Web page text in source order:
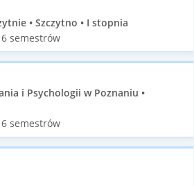
• Szczytno • I stopnia
semestrów
i Psychologii w Poznaniu •
semestrów